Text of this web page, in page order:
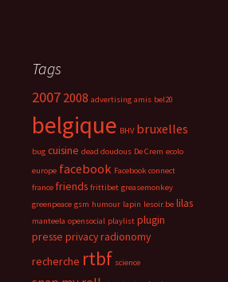
Tags
2007 2008 advertising amis bel20
belgique BHV bruxelles
bug cuisine dead doudous De Crem ecolo
europe facebook Facebook connect
france friends frittibet greasemonkey
greenpeace gsm humour lapin lesoir.be lilas
manteela opensocial playlist plugin
presse privacyradionomy
recherche rtbf science